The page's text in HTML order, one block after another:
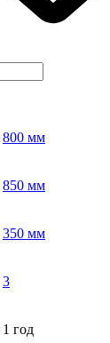
800 мм
850 мм
350 мм
3
1 год